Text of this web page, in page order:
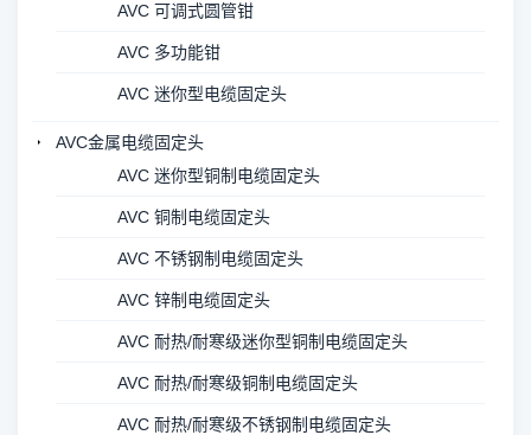
AVC 可调式圆管钳
AVC 多功能钳
AVC 迷你型电缆固定头
AVC金属电缆固定头
AVC 迷你型铜制电缆固定头
AVC 铜制电缆固定头
AVC 不锈钢制电缆固定头
AVC 锌制电缆固定头
AVC 耐热/耐寒级迷你型铜制电缆固定头
AVC 耐热/耐寒级铜制电缆固定头
AVC 耐热/耐寒级不锈钢制电缆固定头